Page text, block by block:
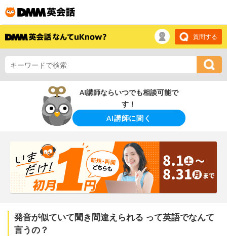
質問する
AI講師ならいつでも相談可能で
す！
AI講師に聞く
発音が似ていて聞き間違えられる って英語でなんて
言うの？